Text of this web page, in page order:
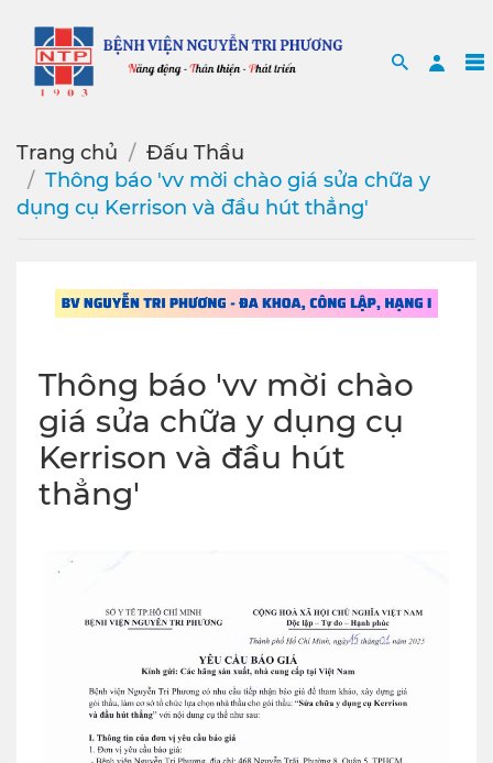
Search
Trang chủ
Đấu Thầu
Thông báo 'vv mời chào giá sửa chữa y
dụng cụ Kerrison và đầu hút thẳng'
Thông báo 'vv mời chào
giá sửa chữa y dụng cụ
Kerrison và đầu hút
thẳng'